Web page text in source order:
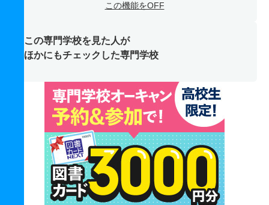
この機能をOFF
この専門学校を見た人が
ほかにもチェックした専門学校